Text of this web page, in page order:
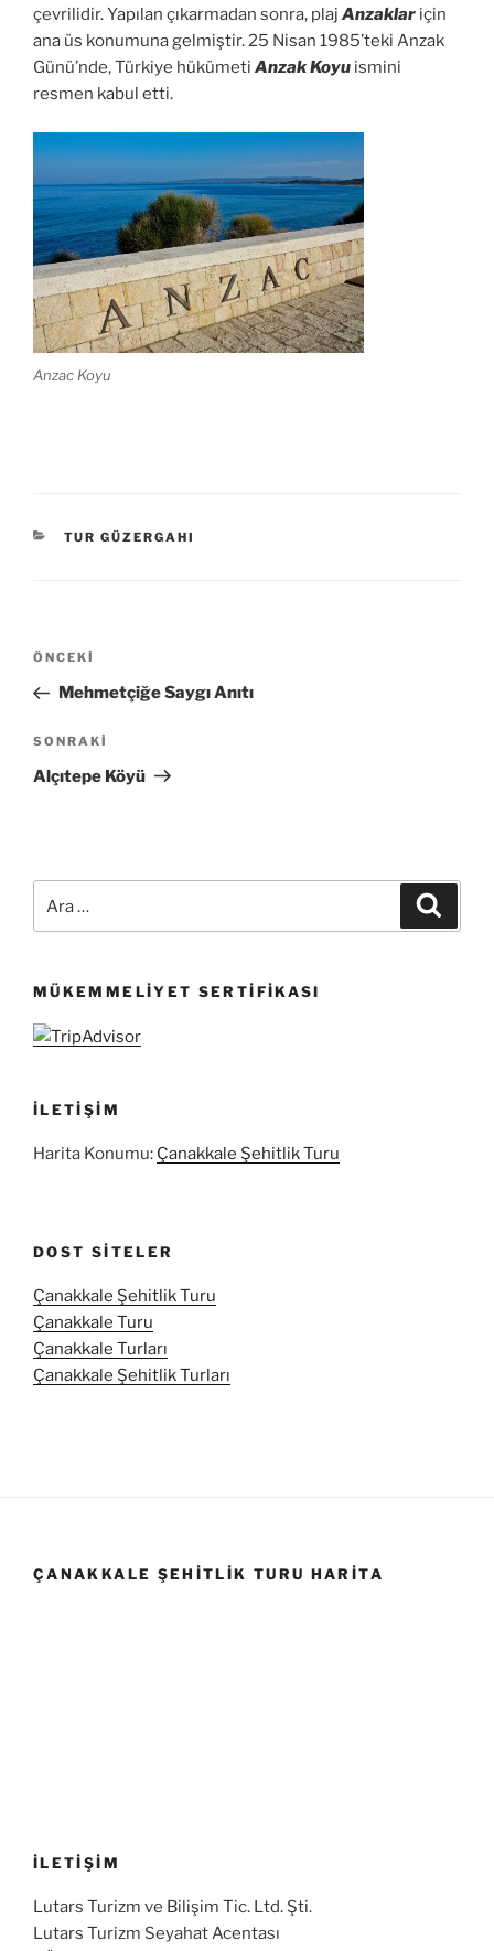
çevrilidir. Yapılan çıkarmadan sonra, plaj Anzaklar için
ana üs konumuna gelmiştir. 25 Nisan 1985’teki Anzak
Günü’nde, Türkiye hükümeti Anzak Koyu ismini
resmen kabul etti.
Anzac Koyu
KATEGORILER
TUR GÜZERGAHI
Yazı
Önceki
Yazı
ÖNCEKI
Mehmetçiğe Saygı Anıtı
Sonraki
Yazı
SONRAKI
Alçıtepe Köyü
MÜKEMMELIYET SERTIFIKASI
İLETIŞIM
Harita Konumu: Çanakkale Şehitlik Turu
DOST SITELER
Çanakkale Şehitlik Turu
Çanakkale Turu
Çanakkale Turları
Çanakkale Şehitlik Turları
ÇANAKKALE ŞEHITLIK TURU HARITA
İLETİŞİM
Lutars Turizm ve Bilişim Tic. Ltd. Şti.
Lutars Turizm Seyahat Acentası